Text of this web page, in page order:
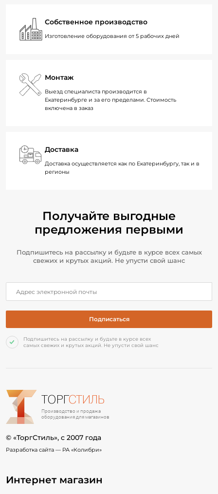
Собственное производство
Изготовление оборудования от 5 рабочих дней
Монтаж
Выезд специалиста производится в
Екатеринбурге и за его пределами. Стоимость
включена в заказ
Доставка
Доставка осуществляется как по Екатеринбургу, так и в
регионы
Получайте выгодные
предложения первыми
Подпишитесь на рассылку и будьте в курсе всех самых
свежих и крутых акций. Не упусти свой шанс
Подпишитесь на рассылку и будьте в курсе всех
самых свежих и крутых акций. Не упусти свой шанс
ТОРГСТИЛЬ
Производство и продажа
оборудования для магазинов
© «ТоргСтиль», c 2007 года
Разработка сайта — РА «Колибри»
Интернет магазин